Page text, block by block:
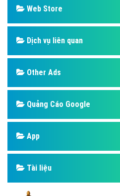
Web Store
Dịch vụ liên quan
Other Ads
Quảng Cáo Google
App
Tài liệu